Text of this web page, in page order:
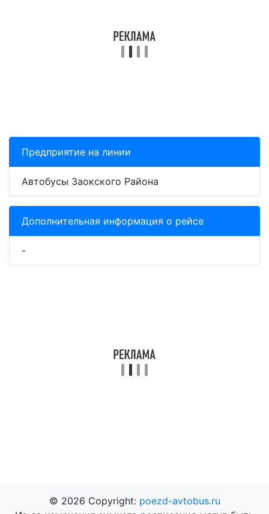
Предприятие на линии
Автобусы Заокского Района
Дополнительная информация о рейсе
-
© 2026 Copyright: poezd-avtobus.ru